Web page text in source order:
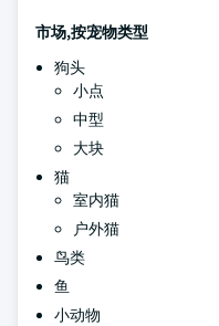
市场,按宠物类型
狗头
小点
中型
大块
猫
室内猫
户外猫
鸟类
鱼
小动物